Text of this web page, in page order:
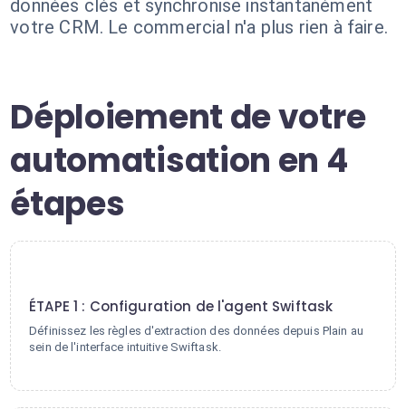
données clés et synchronise instantanément
votre CRM. Le commercial n'a plus rien à faire.
Déploiement de votre
automatisation en 4
étapes
ÉTAPE 1 : Configuration de l'agent Swiftask
Définissez les règles d'extraction des données depuis Plain au
sein de l'interface intuitive Swiftask.